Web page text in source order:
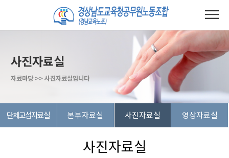
사진자료실
자료마당 >> 사진자료실입니다
단체교섭자료실 본부자료실 사진자료실 영상자료실
사진자료실